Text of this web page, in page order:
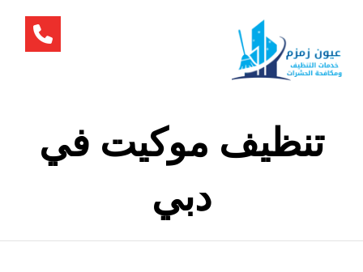
تنظيف موكيت في
دبي